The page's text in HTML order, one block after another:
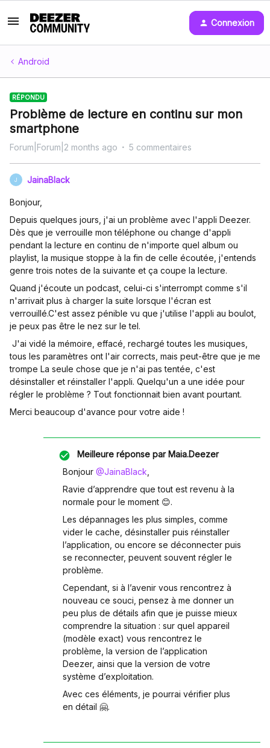
Connexion
Android
RÉPONDU
Problème de lecture en continu sur mon
smartphone
Forum|Forum|2 months ago 5 commentaires
J JainaBlack
Bonjour,
Depuis quelques jours, j'ai un problème avec l'appli Deezer.
Dès que je verrouille mon téléphone ou change d'appli
pendant la lecture en continu de n'importe quel album ou
playlist, la musique stoppe à la fin de celle écoutée, j'entends
genre trois notes de la suivante et ça coupe la lecture.
Quand j'écoute un podcast, celui-ci s'interrompt comme s'il
n'arrivait plus à charger la suite lorsque l'écran est
verrouillé.C'est assez pénible vu que j'utilise l'appli au boulot,
je peux pas être le nez sur le tel.
J'ai vidé la mémoire, effacé, rechargé toutes les musiques,
tous les paramètres ont l'air corrects, mais peut-être que je me
trompe La seule chose que je n'ai pas tentée, c'est
désinstaller et réinstaller l'appli. Quelqu'un a une idée pour
régler le problème ? Tout fonctionnait bien avant pourtant.
Merci beaucoup d'avance pour votre aide !
Meilleure réponse parMaia.Deezer
Bonjour ​ @JainaBlack
Ravie d’apprendre que tout est revenu à la
normale pour le moment 😊.
Les dépannages les plus simples, comme
vider le cache, désinstaller puis réinstaller
l’application, ou encore se déconnecter puis
se reconnecter, peuvent souvent régler le
problème.
Cependant, si à l’avenir vous rencontrez à
nouveau ce souci, pensez à me donner un
peu plus de détails afin que je puisse mieux
comprendre la situation : sur quel appareil
(modèle exact) vous rencontrez le
problème, la version de l’application
Deezer, ainsi que la version de votre
système d’exploitation.
Avec ces éléments, je pourrai vérifier plus
en détail 🤗.